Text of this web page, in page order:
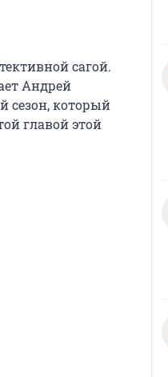
сагой.
Андрей
сезон, который
главой этой